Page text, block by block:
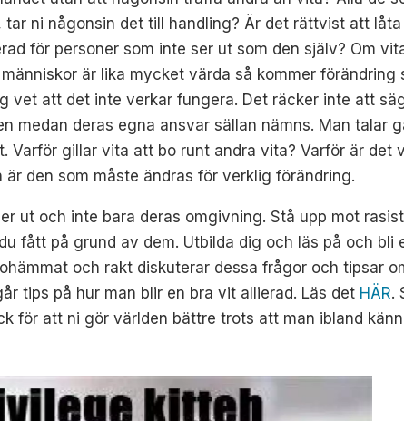
tar ni någonsin det till handling? Är det rättvist att
för personer som inte ser ut som den själv? Om
är lika mycket värda så kommer
vet att det inte verkar fungera. Det räcker inte att
medan deras egna ansvar sällan nämns. Man talar
Varför gillar vita att bo runt andra vita? Varför är
den som måste ändras för verklig förändring.
ut och inte bara deras omgivning. Stå upp mot
fått på grund av dem. Utbilda dig och läs på och bli
och rakt diskuterar dessa frågor och tipsar
tips på hur man blir en bra vit allierad. Läs det HÄR.
för att ni gör världen bättre trots att man ibland